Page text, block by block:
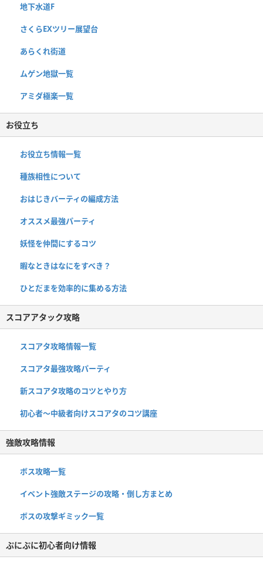
地下水道F
さくらEXツリー展望台
あらくれ街道
ムゲン地獄一覧
アミダ極楽一覧
お役立ち
お役立ち情報一覧
種族相性について
おはじきバーティの編成方法
オススメ最強パーティ
妖怪を仲間にするコツ
暇なときはなにをすべき？
ひとだまを効率的に集める方法
スコアアタック攻略
スコアタ攻略情報一覧
スコアタ最強攻略パーティ
新スコアタ攻略のコツとやり方
初心者〜中級者向けスコアタのコツ講座
強敵攻略情報
ボス攻略一覧
イベント強敵ステージの攻略・倒し方まとめ
ボスの攻撃ギミック一覧
ぷにぷに初心者向け情報